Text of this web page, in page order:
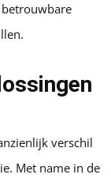
verschil
Met name in de